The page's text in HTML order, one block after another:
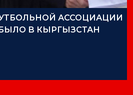
АССОЦИАЦИИ
В КЫРГЫЗСТАН